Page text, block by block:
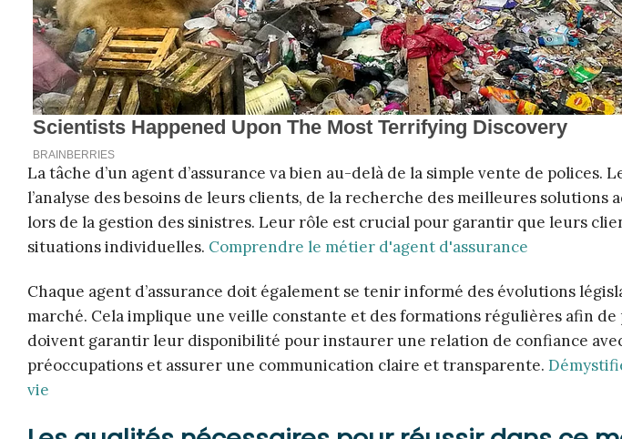
La tâche d’un agent d’assurance va bien au-delà de la simple vente de polices.
l’analyse des besoins de leurs clients, de la recherche des meilleures solutions
lors de la gestion des sinistres. Leur rôle est crucial pour garantir que leurs
situations individuelles. Comprendre le métier d'agent d'assurance
Chaque agent d’assurance doit également se tenir informé des évolutions
marché. Cela implique une veille constante et des formations régulières afin de
doivent garantir leur disponibilité pour instaurer une relation de confiance
préoccupations et assurer une communication claire et transparente.
vie